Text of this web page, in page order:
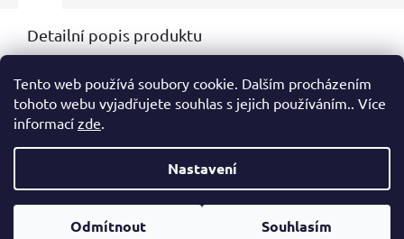
Tento web používá soubory cookie. Dalším procházením
tohoto webu vyjadřujete souhlas s jejich používáním.. Více
informací zde.
Nastavení
Odmítnout Souhlasím
Detailní popis produktu
Vytvořil Shoptet
Copyright 2026Fanshop DPMB . Všechna práva vyhrazena.